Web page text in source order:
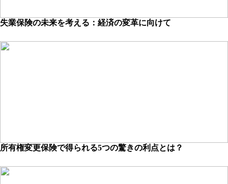
失業保険の未来を考える：経済の変革に向けて
所有権変更保険で得られる5つの驚きの利点とは？